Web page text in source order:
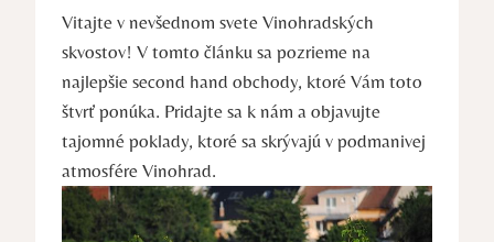
Vitajte v nevšednom svete Vinohradských
skvostov! V tomto článku sa pozrieme na
najlepšie second hand obchody, ktoré Vám toto
štvrť ponúka. Pridajte sa k nám a objavujte
tajomné poklady, ktoré sa skrývajú v podmanivej
atmosfére Vinohrad.